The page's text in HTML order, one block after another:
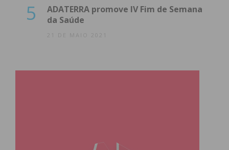
5
ADATERRA promove IV Fim de Semana
da Saúde
21 DE MAIO 2021